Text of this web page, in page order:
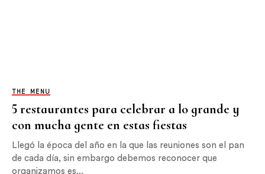
THE MENU
5 restaurantes para celebrar a lo grande y
con mucha gente en estas fiestas
Llegó la época del año en la que las reuniones son el pan
de cada día, sin embargo debemos reconocer que
organizamos es...